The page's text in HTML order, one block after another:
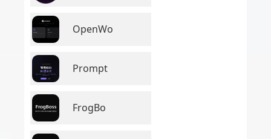
OpenWo
Prompt
FrogBo